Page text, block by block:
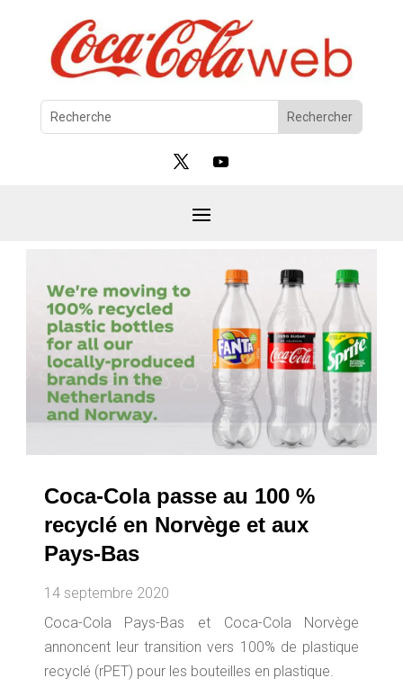
Coca-Cola passe au 100 %
recyclé en Norvège et aux
Pays-Bas
14 septembre 2020
Coca-Cola Pays-Bas et Coca-Cola Norvège
annoncent leur transition vers 100% de plastique
recyclé (rPET) pour les bouteilles en plastique.